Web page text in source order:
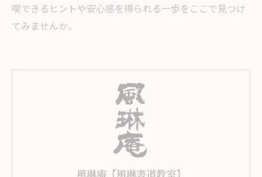
喫できるヒントや安心感を得られる一歩をここで見つけ
てみませんか。
風琳庵【風琳書道教室】